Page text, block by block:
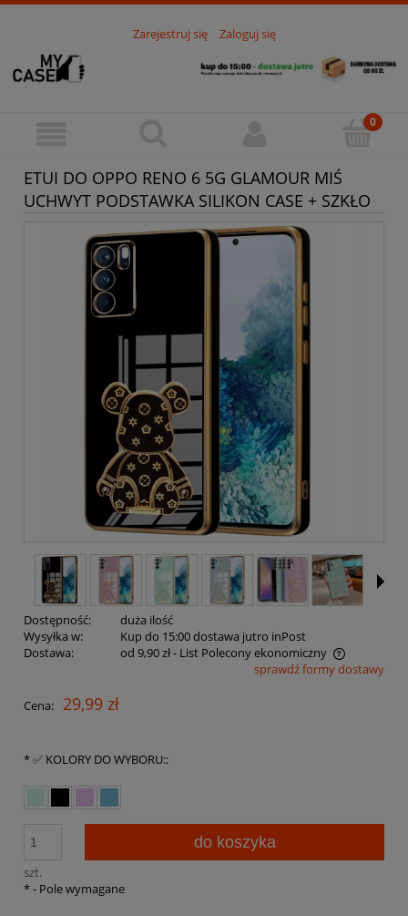
Zarejestruj się Zaloguj się
ETUI DO OPPO RENO 6 5G GLAMOUR MIŚ
UCHWYT PODSTAWKA SILIKON CASE + SZKŁO
Dostępność:
duża ilość
Wysyłka w:
Kup do 15:00 dostawa jutro inPost
Dostawa:
od 9,90 zł- List Polecony ekonomiczny
Cena nie zawiera ewentualnych kosztów płatnościsprawdź formy dostawy
Cena: 29,99 zł
*✅ KOLORY DO WYBORU::
szt.
do koszyka
*- Pole wymagane